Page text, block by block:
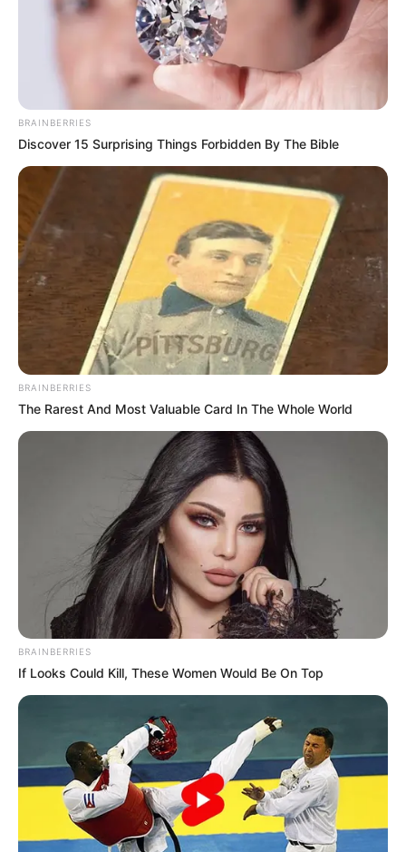
BRAINBERRIES
Discover 15 Surprising Things Forbidden By The Bible
BRAINBERRIES
The Rarest And Most Valuable Card In The Whole World
BRAINBERRIES
If Looks Could Kill, These Women Would Be On Top